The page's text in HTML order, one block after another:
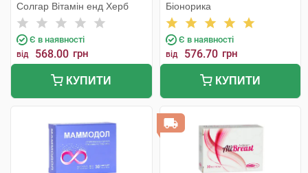
Солгар Вітамін енд Херб
Є в наявності
від 568.00 грн
КУПИТИ
Біонорика
Є в наявності
від 576.70 грн
КУПИТИ